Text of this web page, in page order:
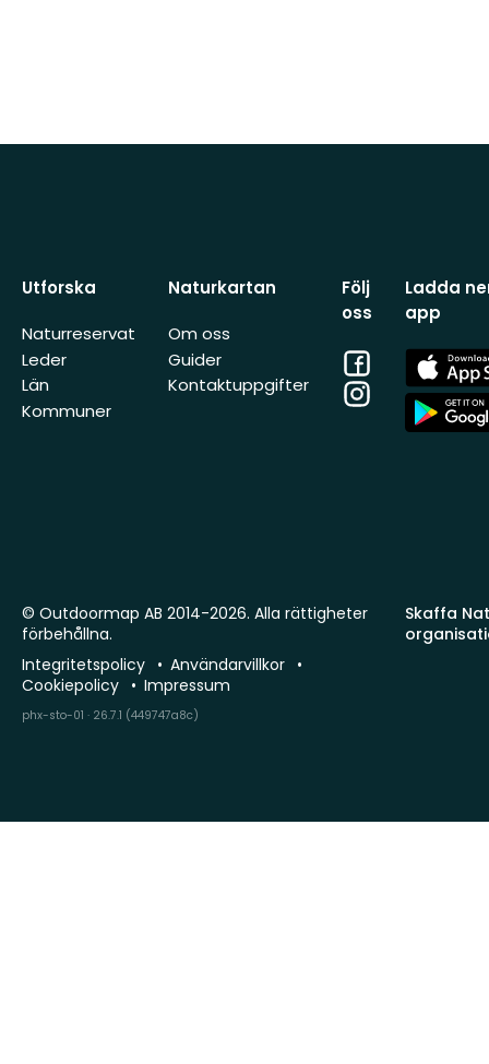
Utforska
Naturreservat
Leder
Län
Kommuner
Naturkartan
Om oss
Guider
Kontaktuppgifter
Följ
oss
Facebook
Instagram
Ladda
app
App
Store
App
Store
Skaffa
© Outdoormap AB 2014-2026. Alla rättigheter
förbehållna.
Integritetspolicy
Användarvillkor
Cookiepolicy
Impressum
phx-sto-01 · 26.7.1 (449747a8c)